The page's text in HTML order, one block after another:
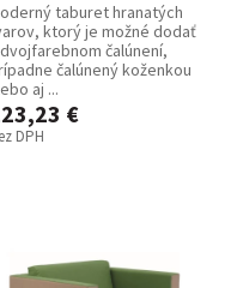
taburet hranatých
ktorý je možné dodať
čalúnení,
čalúnený koženkou
aj ...
€
DPH